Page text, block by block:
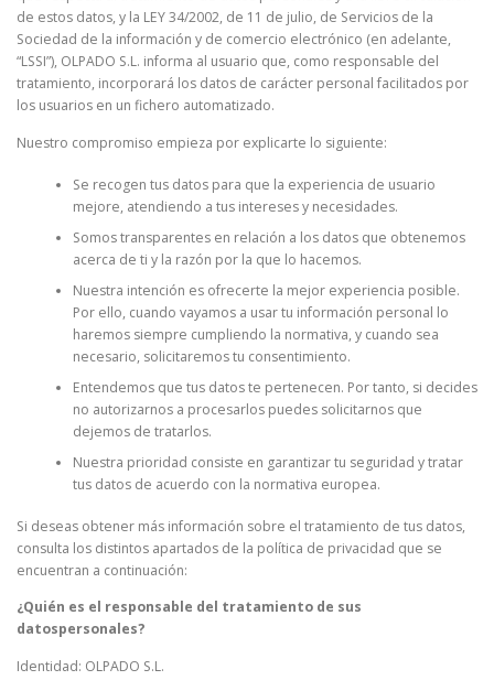
de estos datos, y la LEY 34/2002, de 11 de julio, de Servicios de la
Sociedad de la información y de comercio electrónico (en adelante,
“LSSI”), OLPADO S.L. informa al usuario que, como responsable del
tratamiento, incorporará los datos de carácter personal facilitados por
los usuarios en un fichero automatizado.
Nuestro compromiso empieza por explicarte lo siguiente:
Se recogen tus datos para que la experiencia de usuario
mejore, atendiendo a tus intereses y necesidades.
Somos transparentes en relación a los datos que obtenemos
acerca de ti y la razón por la que lo hacemos.
Nuestra intención es ofrecerte la mejor experiencia posible.
Por ello, cuando vayamos a usar tu información personal lo
haremos siempre cumpliendo la normativa, y cuando sea
necesario, solicitaremos tu consentimiento.
Entendemos que tus datos te pertenecen. Por tanto, si decides
no autorizarnos a procesarlos puedes solicitarnos que
dejemos de tratarlos.
Nuestra prioridad consiste en garantizar tu seguridad y tratar
tus datos de acuerdo con la normativa europea.
Si deseas obtener más información sobre el tratamiento de tus datos,
consulta los distintos apartados de la política de privacidad que se
encuentran a continuación:
¿Quién es el responsable del tratamiento de sus
datospersonales?
Identidad: OLPADO S.L.